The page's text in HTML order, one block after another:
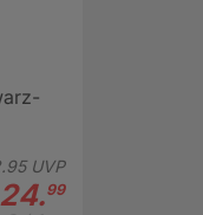
95UVP
24.99